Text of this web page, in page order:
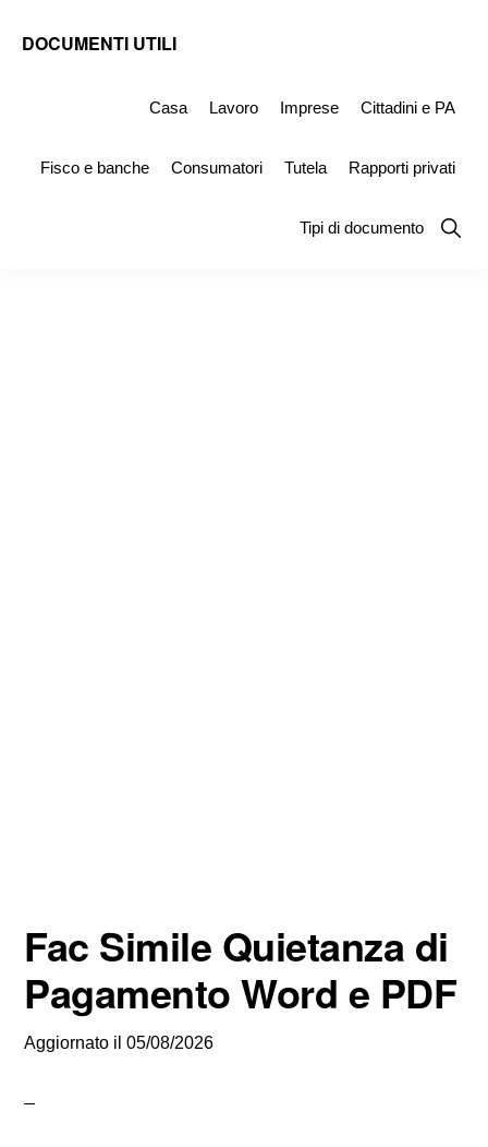
DOCUMENTI UTILI
Simile
Casa Lavoro Imprese Cittadini e PA
Fisco e banche Consumatori Tutela Rapporti privati
Tipi di documento
Show
Fac Simile Quietanza di
Pagamento Word e PDF
Aggiornato il05/08/2026